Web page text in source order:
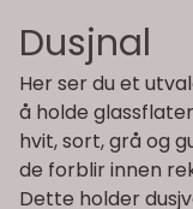
Dusjnal
Her ser du et
å holde
hvit, sort, grå og
de forblir innen
Dette holder